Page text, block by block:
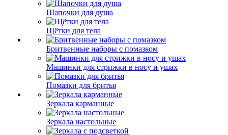
Шапочки для душа
Щётки для тела
Бритвенные наборы с помазком
Машинки для стрижки в носу и ушах
Помазки для бритья
Зеркала карманные
Зеркала настольные